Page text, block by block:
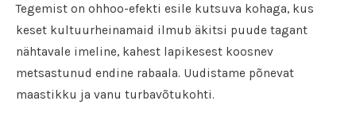
Tegemist on ohhoo-efekti esile kutsuva kohaga, kus
keset kultuurheinamaid ilmub äkitsi puude tagant
nähtavale imeline, kahest lapikesest koosnev
metsastunud endine rabaala. Uudistame põnevat
maastikku ja vanu turbavõtukohti.